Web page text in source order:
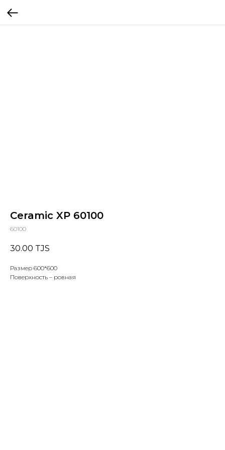
Ceramic XP 60100
60100
30.00 TJS
Размер 600*600
Поверхность – ровная